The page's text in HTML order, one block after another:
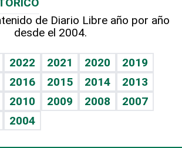
de Diario Libre año por año
desde el 2004.
2022 2021 2020
2019
2016 2015 2014
2013
2010 2009 2008
2007
2004